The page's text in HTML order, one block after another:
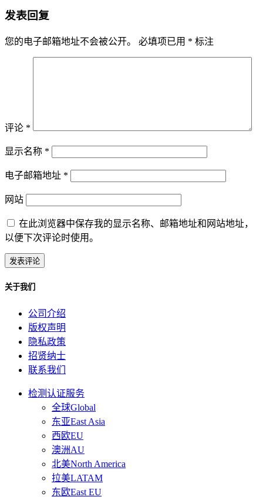
发表回复
您的电子邮箱地址不会被公开。 必填项已用 * 标注
评论 *
显示名称 *
电子邮箱地址 *
网站
在此浏览器中保存我的显示名称、邮箱地址和网站地址，
以便下次评论时使用。
关于我们
公司介绍
版权声明
隐私政策
招贤纳士
联系我们
检测认证服务
全球Global
东亚East Asia
西欧EU
澳洲AU
北美North America
拉美LATAM
东欧East EU